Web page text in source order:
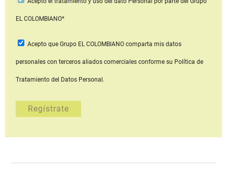
EL COLOMBIANO*
Acepto que Grupo EL COLOMBIANOcomparta mis datos
personales con terceros aliados comerciales conforme su Política de
Tratamiento del Datos Personal.